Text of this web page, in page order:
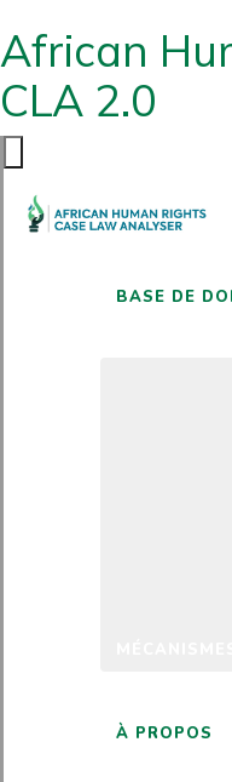
African
CLA 2.0
BASE DE
À PROPOS